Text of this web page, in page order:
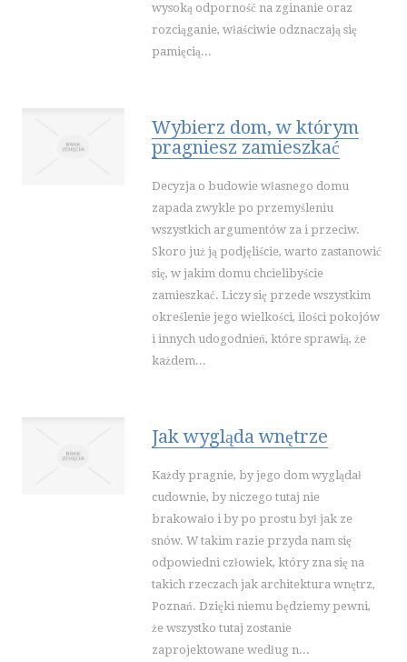
ZAJĘCIA SPORTOWE I REKREACYJNE
PRZEMYSŁ
FOTOGRAFIA
ADWOKACI, PORADY PRAWNE
ŚLUB I WESELE
SPRZĄTANIE, PORZĄDKOWANIE
SERWIS
OPIEKA
WAKACJE
HOTELE I NOCLEGI
WDZIĘK
KOSMETYKI
LECZENIE
SALONY KOSMETYCZNE
SPRZĘT MEDYCZNY
SOFTWARE
STRONY INTERNETOWE
wysoką odporność na zginanie oraz
rozciąganie, właściwie odznaczają się
pamięcią...
Wybierz dom, w którym
pragniesz zamieszkać
Decyzja o budowie własnego domu
zapada zwykle po przemyśleniu
wszystkich argumentów za i przeciw.
Skoro już ją podjęliście, warto zastanowić
się, w jakim domu chcielibyście
zamieszkać. Liczy się przede wszystkim
określenie jego wielkości, ilości pokojów
i innych udogodnień, które sprawią, że
każdem...
Jak wygląda wnętrze
Każdy pragnie, by jego dom wyglądał
cudownie, by niczego tutaj nie
brakowało i by po prostu był jak ze
snów. W takim razie przyda nam się
odpowiedni człowiek, który zna się na
takich rzeczach jak architektura wnętrz,
Poznań. Dzięki niemu będziemy pewni,
że wszystko tutaj zostanie
zaprojektowane według n...